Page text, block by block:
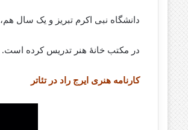
دانشگاه نبی اکرم تبریز و یک سال هم،
در مکتب خانهٔ هنر تدریس کرده است.
کارنامه هنری ایرج راد در تئاتر